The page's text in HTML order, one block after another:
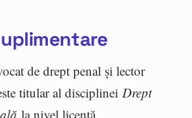
de drept penal și lector
titular al disciplinei Drept
la nivel licență